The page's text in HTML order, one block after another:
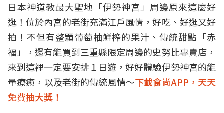
日本神道教最大聖地「伊勢神宮」周邊原來這麼好
逛！位於內宮的老街充滿江戶風情，好吃、好逛又好
拍！不但有整顆葡萄柚鮮榨的果汁、傳統甜點「赤
福」，還有能買到三重縣限定周邊的史努比專賣店，
來到這裡一定要安排１日遊，好好體驗伊勢神宮的能
量療癒，以及老街的傳統風情～下載食尚APP，天天
免費抽大獎！